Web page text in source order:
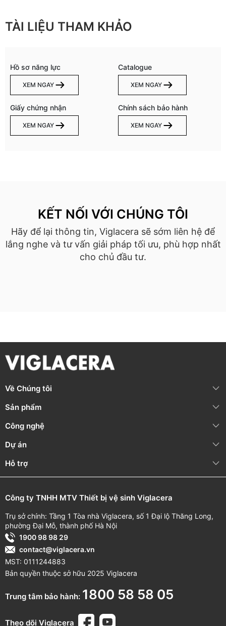
TÀI LIỆU THAM KHẢO
Hồ sơ năng lực
XEM NGAY
Catalogue
XEM NGAY
Giấy chứng nhận
XEM NGAY
Chính sách bảo hành
XEM NGAY
KẾT NỐI VỚI CHÚNG TÔI
Hãy để lại thông tin, Viglacera sẽ sớm liên hệ để
lắng nghe và tư vấn giải pháp tối ưu, phù hợp nhất
cho chủ đầu tư.
Về Chúng tôi
Sản phẩm
Công nghệ
Dự án
Hỗ trợ
Công ty TNHH MTV Thiết bị vệ sinh Viglacera
Trụ sở chính: Tầng 1 Tòa nhà Viglacera, số 1 Đại lộ Thăng Long,
phường Đại Mỗ, thành phố Hà Nội
1900 98 98 29
contact@viglacera.vn
MST: 0111244883
Bản quyền thuộc sở hữu 2025 Viglacera
Trung tâm bảo hành: 1800 58 58 05
Theo dõi Viglacera